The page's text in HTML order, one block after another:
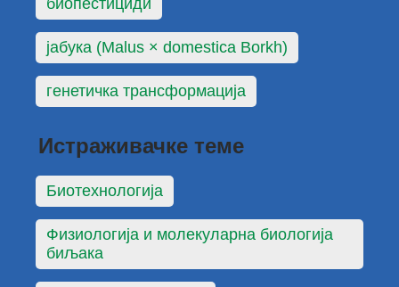
биопестициди
јабука (Malus × domestica Borkh)
генетичка трансформација
Истраживачке теме
Биотехнологија
Физиологија и молекуларна биологија
биљака